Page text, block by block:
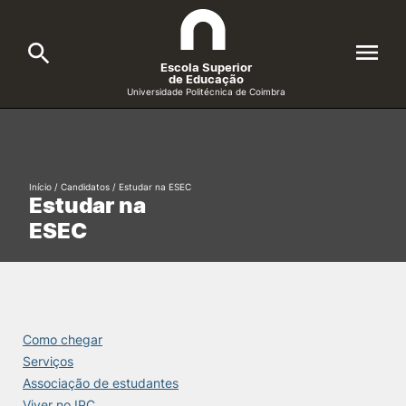
Cursos
Candidatos
Investigação e Projetos
Alunos
Escola Superior
de Educação
Universidade Politécnica de Coimbra
Formative Offer
Estudar na
ESEC
Início / Candidatos / Estudar na ESEC
Como chegar
Serviços
Associação de estudantes